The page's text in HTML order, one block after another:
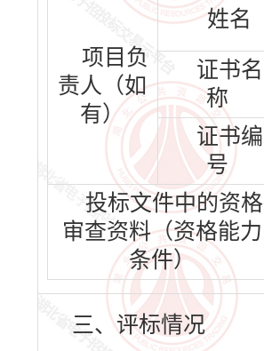
项目负
责人（如
有）
姓名
证书名
称
证书编
号
投标文件中的资格
审查资料（资格能力
条件）
三、评标情况